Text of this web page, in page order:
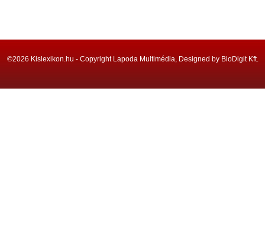
©2026 Kislexikon.hu - Copyright Lapoda Multimédia, Designed by BioDigit Kft.